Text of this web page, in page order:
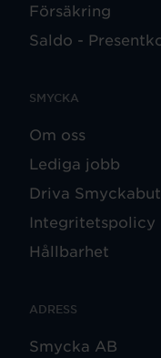
Försäkring
Saldo -
SMYCKA
Om oss
Lediga jobb
Driva
Integritetspolicy
Hållbarhet
ADRESS
Smycka AB